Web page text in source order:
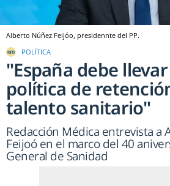
Alberto Núñez Feijóo, presidennte del PP.
POLÍTICA
"España debe
política de
talento sanitario"
Redacción Médica entrevista a
Feijoó en el marco del 40
General de Sanidad